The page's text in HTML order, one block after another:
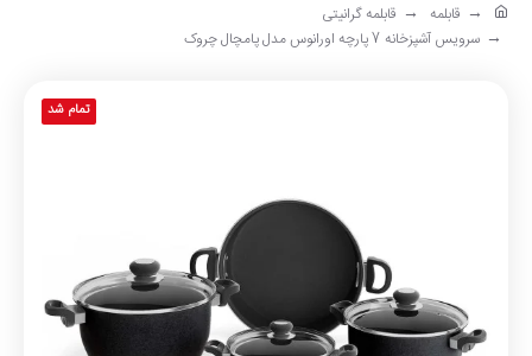
قابلمه
قابلمه گرانیتی
سرویس آشپزخانه 7 پارچه اورانوس مدل پامچال چروک
تمام شد